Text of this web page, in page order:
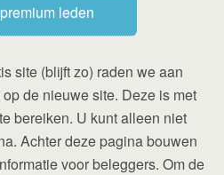
leden
site (blijft zo) raden we aan
de nieuwe site. Deze is met
bereiken. U kunt alleen niet
Achter deze pagina bouwen
voor beleggers. Om de